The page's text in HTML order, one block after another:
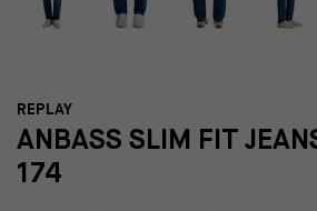
REPLAY
ANBASS SLIM FIT
174